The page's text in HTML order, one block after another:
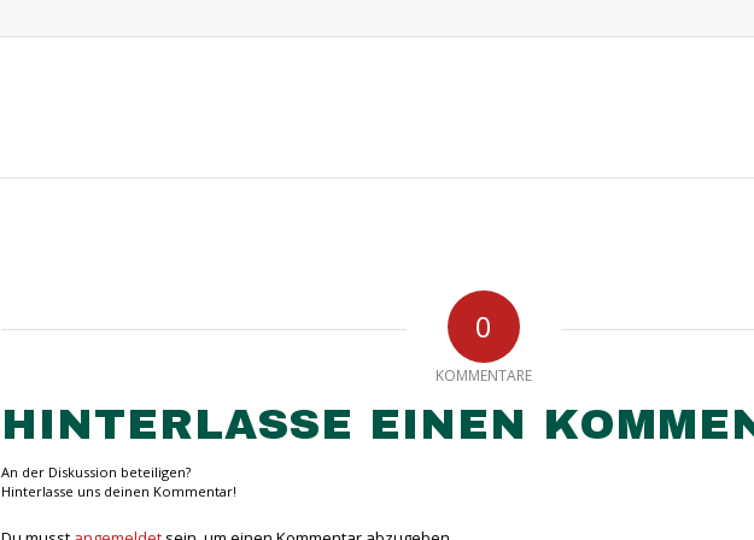
0
KOMMENTARE
HINTERLASSE EINEN
An der Diskussion beteiligen?
Hinterlasse uns deinen Kommentar!